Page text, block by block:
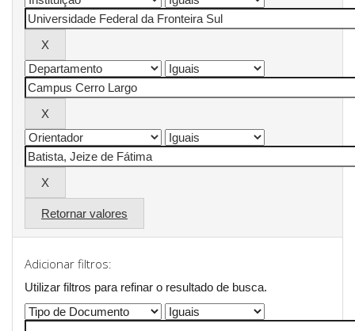
Retornar valores
Adicionar filtros:
Utilizar filtros para refinar o resultado de busca.